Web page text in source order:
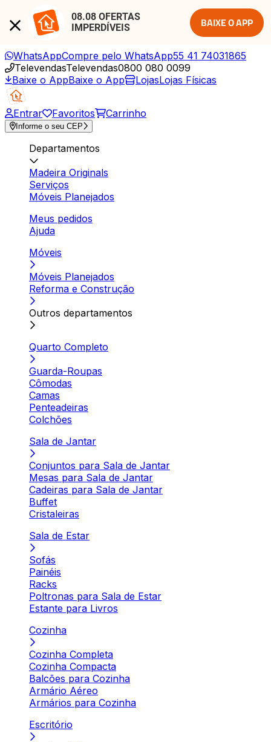
08.08 OFERTAS
IMPERDÍVEIS
BAIXE O APP
WhatsAppCompre pelo WhatsApp55 41 74031865
TelevendasTelevendas0800 080 0099
Baixe o AppBaixe o App LojasLojas Físicas
Entrar Favoritos Carrinho
Informe o seu CEP
Departamentos
Madeira Originals
Serviços
Móveis Planejados
Meus pedidos
Ajuda
Móveis
Móveis Planejados
Reforma e Construção
Outros departamentos
Quarto Completo
Guarda-Roupas
Cômodas
Camas
Penteadeiras
Colchões
Sala de Jantar
Conjuntos para Sala de Jantar
Mesas para Sala de Jantar
Cadeiras para Sala de Jantar
Buffet
Cristaleiras
Sala de Estar
Sofás
Painéis
Racks
Poltronas para Sala de Estar
Estante para Livros
Cozinha
Cozinha Completa
Cozinha Compacta
Balcões para Cozinha
Armário Aéreo
Armários para Cozinha
Escritório